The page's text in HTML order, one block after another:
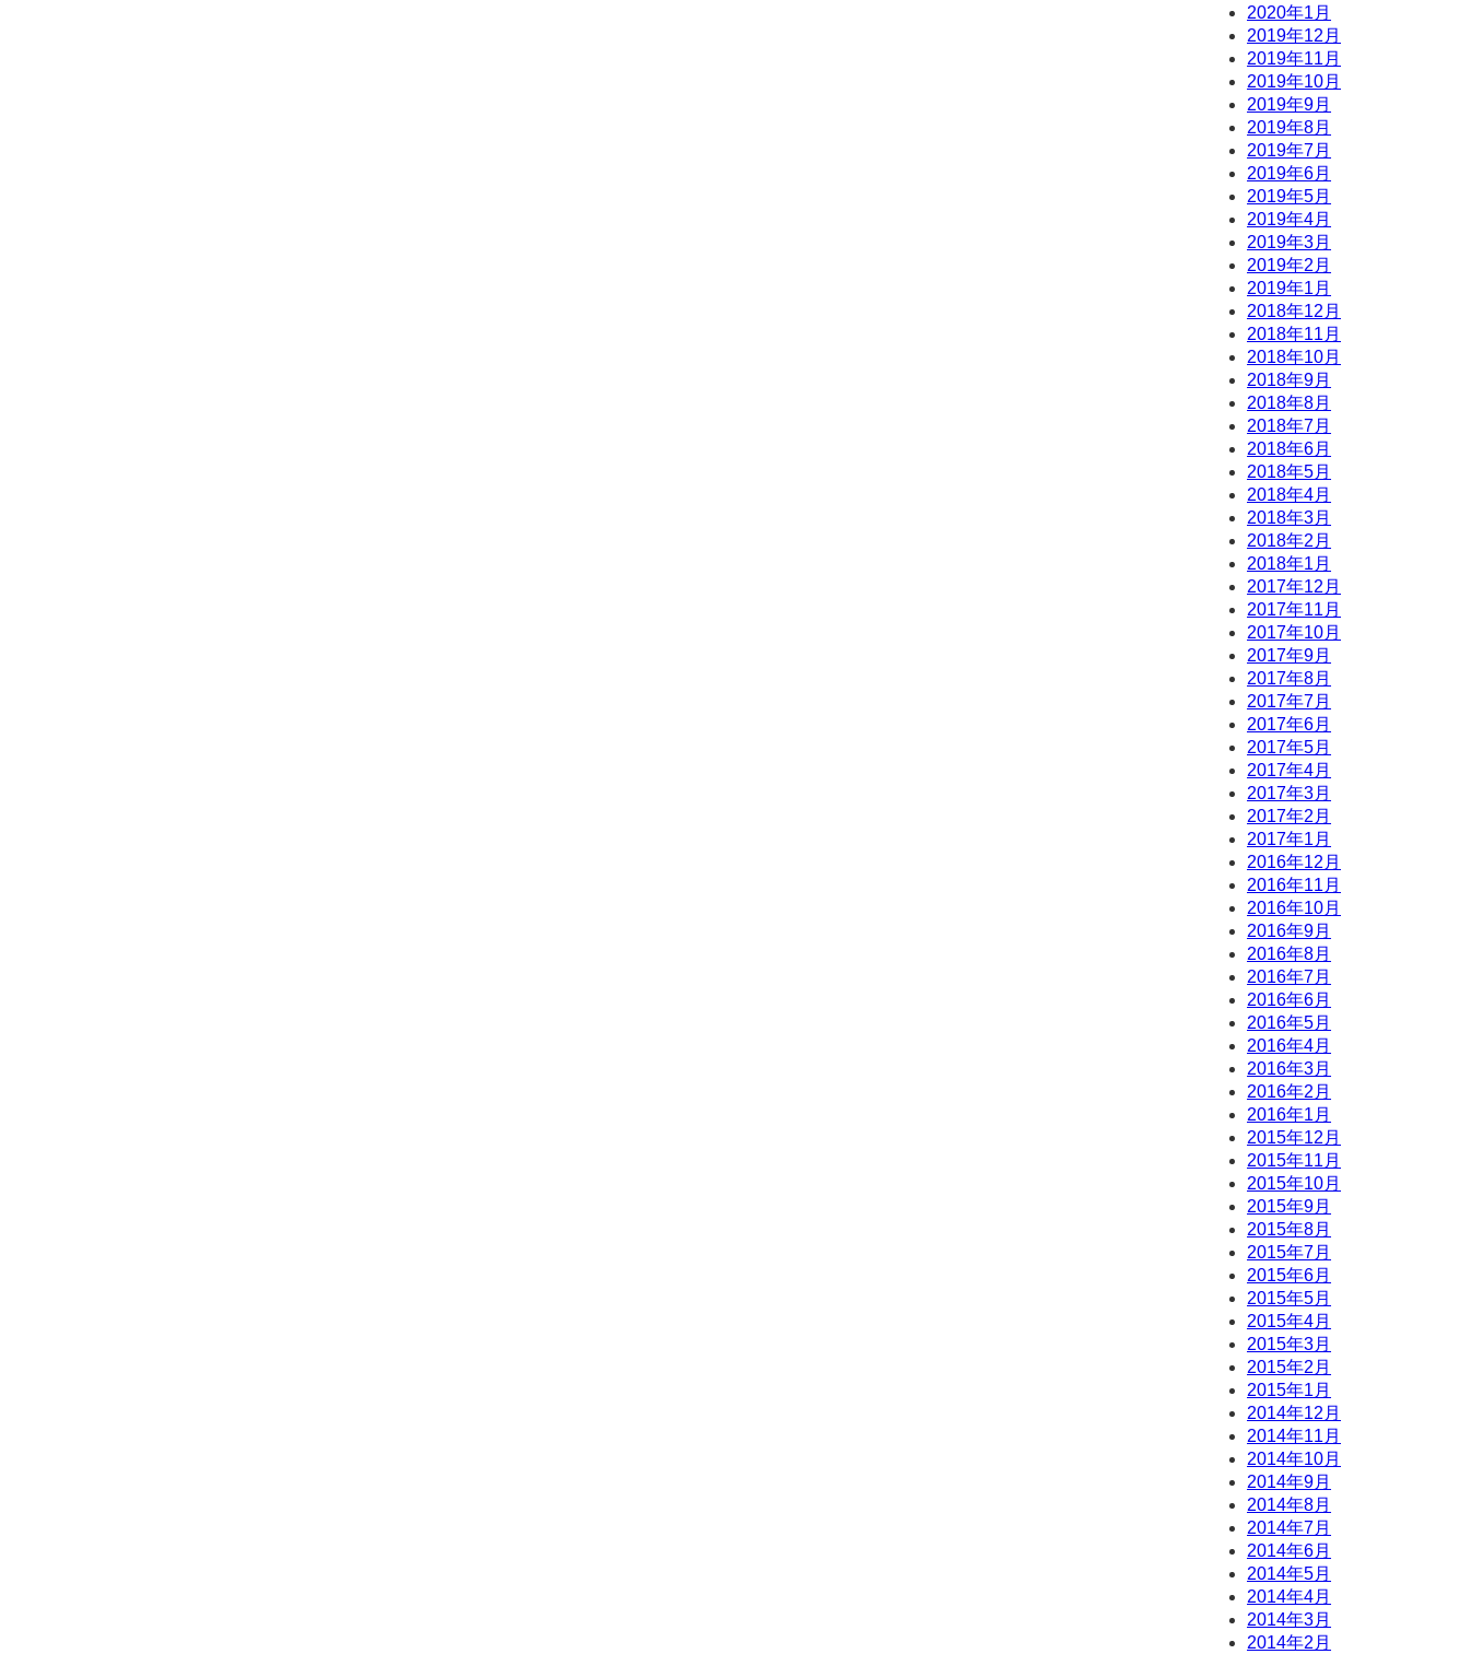
2020年1月
2019年12月
2019年11月
2019年10月
2019年9月
2019年8月
2019年7月
2019年6月
2019年5月
2019年4月
2019年3月
2019年2月
2019年1月
2018年12月
2018年11月
2018年10月
2018年9月
2018年8月
2018年7月
2018年6月
2018年5月
2018年4月
2018年3月
2018年2月
2018年1月
2017年12月
2017年11月
2017年10月
2017年9月
2017年8月
2017年7月
2017年6月
2017年5月
2017年4月
2017年3月
2017年2月
2017年1月
2016年12月
2016年11月
2016年10月
2016年9月
2016年8月
2016年7月
2016年6月
2016年5月
2016年4月
2016年3月
2016年2月
2016年1月
2015年12月
2015年11月
2015年10月
2015年9月
2015年8月
2015年7月
2015年6月
2015年5月
2015年4月
2015年3月
2015年2月
2015年1月
2014年12月
2014年11月
2014年10月
2014年9月
2014年8月
2014年7月
2014年6月
2014年5月
2014年4月
2014年3月
2014年2月